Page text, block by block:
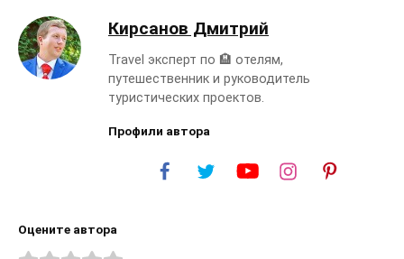
Кирсанов Дмитрий
Travel эксперт по 🏨 отелям,
путешественник и руководитель
туристических проектов.
Профили автора
Оцените автора